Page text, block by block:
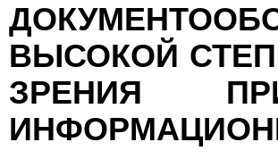
ВЫСОКОЙ
ЗРЕНИЯ